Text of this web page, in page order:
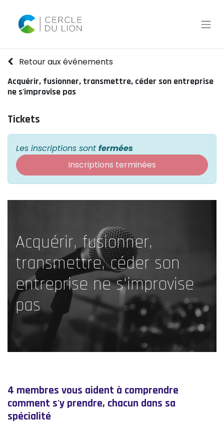
Retour aux événements
Acquérir, fusionner, transmettre, céder son entreprise
ne s'improvise pas
Tickets
Les inscriptions sont fermées
Inscriptions terminées
Acquérir, fusionner,
transmettre, céder son
entreprise ne s'improvise
pas
4 membres vous aident à comprendre
comment s'y prendre, chacun dans sa
spécialité